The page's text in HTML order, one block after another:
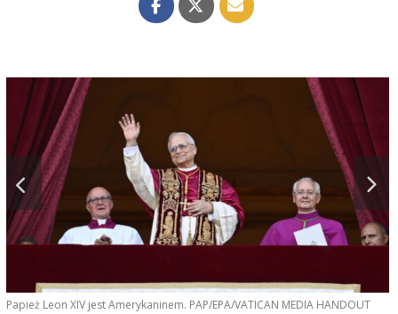
Papież Leon XIV jest Amerykaninem. PAP/EPA/VATICAN MEDIA HANDOUT